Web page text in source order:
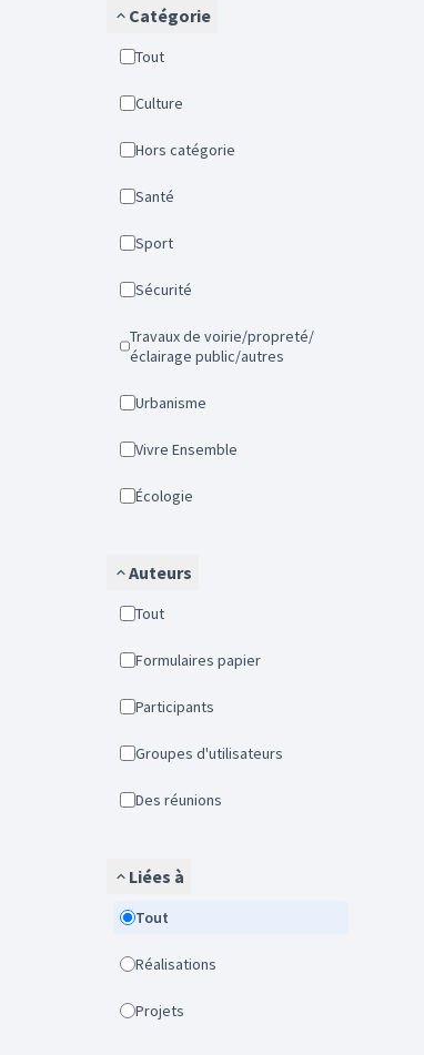
Catégorie
Tout
Culture
Hors catégorie
Santé
Sport
Sécurité
Travaux de voirie/propreté/
éclairage public/autres
Urbanisme
Vivre Ensemble
Écologie
Auteurs
Tout
Formulaires papier
Participants
Groupes d'utilisateurs
Des réunions
Liées à
Tout
Réalisations
Projets